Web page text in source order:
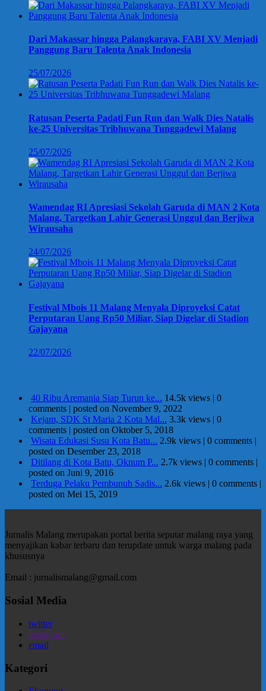
Dari Makassar hingga Palangkaraya, FABI XV Menjadi
Panggung Baru Talenta Anak Indonesia
25/07/2026
Ratusan Peserta Padati Fun Run dan Walk Dies Natalis
ke-25 Universitas Tribhuwana Tunggadewi Malang
25/07/2026
Wamendag RI Apresiasi Sekolah Garuda di MAN 2 Kota
Malang, Targetkan Lahir Generasi Unggul dan Berjiwa
Wirausaha
24/07/2026
Festival Mbois 11 Malang Menyala Diproyeksi Catat
Perputaran Uang Rp50 Miliar, Siap Digelar di Stadion
Gajayana
22/07/2026
40 Ribu Aremania Siap Turun ke... 14.5k views | 0
comments | posted on November 9, 2022
Kejam, SDK St Maria 2 Kota Mal... 3.3k views | 0
comments | posted on Oktober 5, 2018
Wisata Edukasi Susu Kota Batu... 2.9k views | 0 comments |
posted on Desember 23, 2018
Ditilang di Kota Batu, Oknum P... 2.7k views | 0 comments |
posted on Juni 9, 2016
Terduga Pelaku Pembunuh Sadis... 2.6k views | 0 comments |
posted on Mei 15, 2019
Jurnalis Malang merupakan portal berita seputar malang raya yang
menyajikan kabar terbaru dan terupdate untuk warga malang pada
khususnya
Email : jurnalismalang@gmail.com
Sosial Media
twitter
instagram
email
Kategori